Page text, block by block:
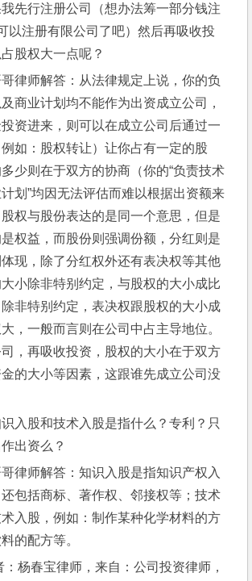
先行注册公司（想办法筹一部分钱注
以注册有限公司了吧）然后再吸收投
股权大一点呢？
律师解答：从法律规定上说，你的负
商业计划均不能作为出资成立公司，
资进来，则可以在成立公司后通过一
如：股权转让）让你占有一定的股
少则在于双方的协商（你的“负责技术
划”均因无法评估而难以根据出资额来
权与股份表达的是同一个意思，但是
权益，而股份则强调份额，分红则是
现，除了分红权外还有表决权等其他
小除非特别约定，与股权的大小成比
非特别约定，表决权跟股权的大小成
，一般而言则在公司中占主导地位。
，再吸收投资，股权的大小在于双方
的大小等因素，这跟谁先成立公司没
入股和技术入股是指什么？专利？只
出资么？
律师解答：知识入股是指知识产权入
包括商标、著作权、邻接权等；技术
入股，例如：制作某种化学材料的方
的配方等。
：杨春宝律师，来自：公司投资律师，